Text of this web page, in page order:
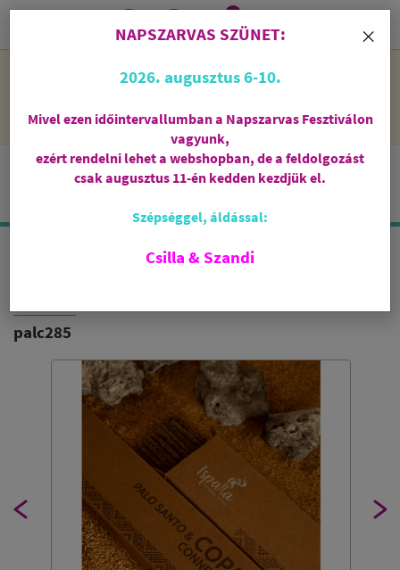
NAPSZARVAS SZÜNET: 2026. augusztus 6-10 - rendelni lehet
feldolgozni őket.
i
0
ISPALLA FÜSTÖLŐPÁLCIKA
palc285
×
NAPSZARVAS SZÜNET:
2026. augusztus 6-10.
Mivel ezen időintervallumban a Napszarvas Fesztiválon
vagyunk,
ezért rendelni lehet a webshopban, de a feldolgozást
csak augusztus 11-én kedden kezdjük el.
Szépséggel, áldással:
Csilla & Szandi